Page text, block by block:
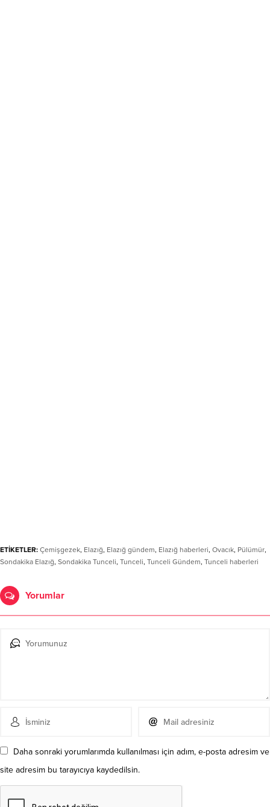
ETİKETLER: Çemişgezek, Elazığ, Elazığ gündem, Elazığ haberleri, Ovacık, Pülümür,
Sondakika Elazığ, Sondakika Tunceli, Tunceli, Tunceli Gündem, Tunceli haberleri
Yorumlar
Daha sonraki yorumlarımda kullanılması için adım, e-posta adresim ve
site adresim bu tarayıcıya kaydedilsin.